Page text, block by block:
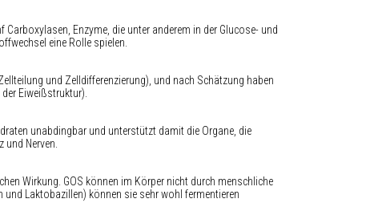
Enzyme, die unter anderem in der Glucose- und
eine Rolle spielen.
und Zelldifferenzierung), und nach Schätzung haben
Eiweißstruktur).
unabdingbar und unterstützt damit die Organe, die
und Nerven.
Wirkung. GOS können im Körper nicht durch menschliche
Laktobazillen) können sie sehr wohl fermentieren